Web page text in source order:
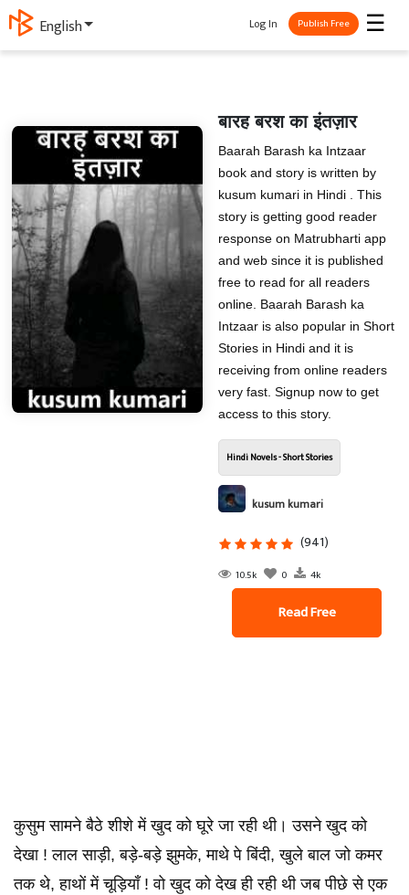
ગુજરાતી ☰
Log In Publish Free
बारह बरश का इंतज़ार
Baarah Barash ka Intzaar
book and story is written by
kusum kumari in Hindi . This
story is getting good reader
response on Matrubharti app
and web since it is published
free to read for all readers
online. Baarah Barash ka
Intzaar is also popular in Short
Stories in Hindi and it is
receiving from online readers
very fast. Signup now to get
access to this story.
Hindi Novels - Short Stories
kusum kumari
(941)
10.5k 0 4k
Read Free
कुसुम सामने बैठे शीशे में खुद को घूरे जा रही थी। उसने खुद को
देखा ! लाल साड़ी, बड़े-बड़े झुमके, माथे पे बिंदी, खुले बाल जो कमर
तक थे, हाथों में चूड़ियाँ ! वो खुद को देख ही रही थी जब पीछे से एक